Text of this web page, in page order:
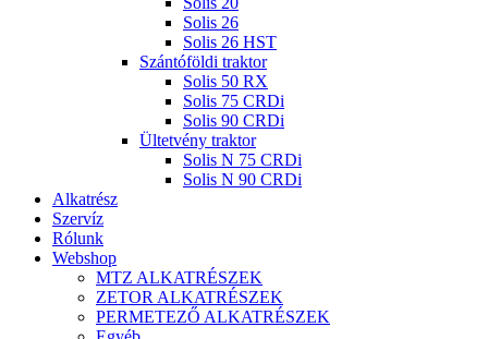
Solis 26
Solis 26 HST
Szántóföldi traktor
Solis 50 RX
Solis 75 CRDi
Solis 90 CRDi
Ültetvény traktor
Solis N 75 CRDi
Solis N 90 CRDi
Alkatrész
Szervíz
Rólunk
Webshop
MTZ ALKATRÉSZEK
ZETOR ALKATRÉSZEK
PERMETEZŐ ALKATRÉSZEK